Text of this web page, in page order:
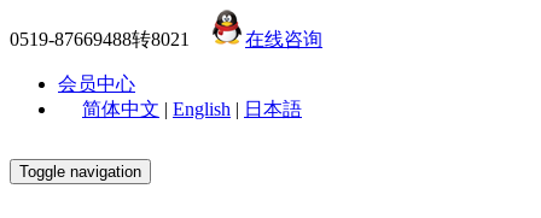
0519-87669488转8021 在线咨询
会员中心
简体中文 | English | 日本語
Toggle navigation